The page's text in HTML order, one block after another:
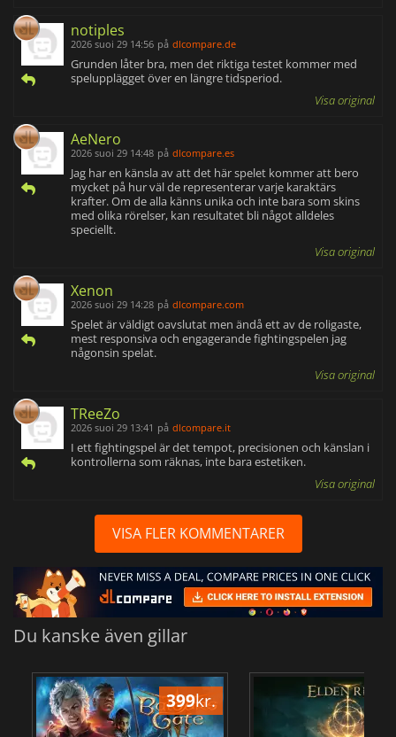
notiples
2026 suoi 29 14:56 på dlcompare.de
Grunden låter bra, men det riktiga testet kommer med
spelupplägget över en längre tidsperiod.
Visa original
AeNero
2026 suoi 29 14:48 på dlcompare.es
Jag har en känsla av att det här spelet kommer att bero
mycket på hur väl de representerar varje karaktärs
krafter. Om de alla känns unika och inte bara som skins
med olika rörelser, kan resultatet bli något alldeles
speciellt.
Visa original
Xenon
2026 suoi 29 14:28 på dlcompare.com
Spelet är väldigt oavslutat men ändå ett av de roligaste,
mest responsiva och engagerande fightingspelen jag
någonsin spelat.
Visa original
TReeZo
2026 suoi 29 13:41 på dlcompare.it
I ett fightingspel är det tempot, precisionen och känslan i
kontrollerna som räknas, inte bara estetiken.
Visa original
VISA FLER KOMMENTARER
Du kanske även gillar
399kr.